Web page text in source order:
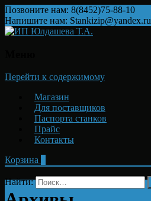
Позвоните нам: 8(8452)75-88-10
Напишите нам: Stankizip@yandex.ru
Перейти к содержимому
Магазин
Для поставщиков
Паспорта станков
Прайс
Контакты
Корзина
Найти: